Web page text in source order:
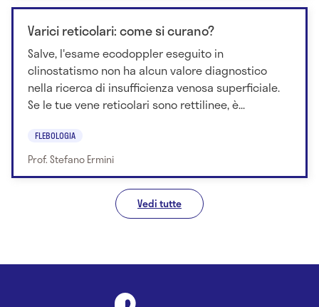
Varici reticolari: come si curano?
Salve, l'esame ecodoppler eseguito in
clinostatismo non ha alcun valore diagnostico
nella ricerca di insufficienza venosa superficiale.
Se le tue vene reticolari sono rettilinee, è...
FLEBOLOGIA
Prof. Stefano Ermini
Vedi tutte